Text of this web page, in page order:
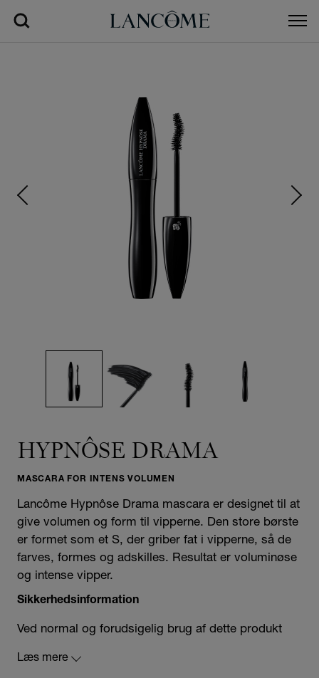
HYPNÔSE DRAMA
MASCARA FOR INTENS VOLUMEN
Lancôme Hypnôse Drama mascara er designet til at
give volumen og form til vipperne. Den store børste
er formet som et S, der griber fat i vipperne, så de
farves, formes og adskilles. Resultat er voluminøse
og intense vipper.
Sikkerhedsinformation
Ved normal og forudsigelig brug af dette produkt
Læs mere